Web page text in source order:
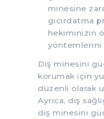
minesine
gıcırdatma
hekiminizin
yöntemlerini
Diş minesini
korumak için
düzenli olarak
Ayrıca, diş
diş minesini